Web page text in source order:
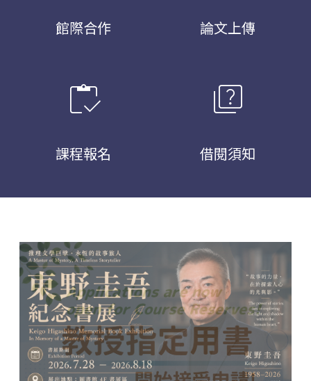
館際合作 論文上傳
inventory
課程報名
quiz
借閱須知